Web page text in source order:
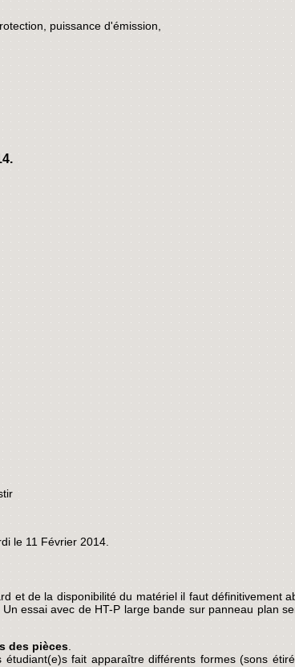
puissance d'émission,
le 11 Février 2014.
et de la disponibilité du matériel il faut définitivement
essai avec de HT-P large bande sur panneau plan
des pièces
fait apparaître différents formes (sons